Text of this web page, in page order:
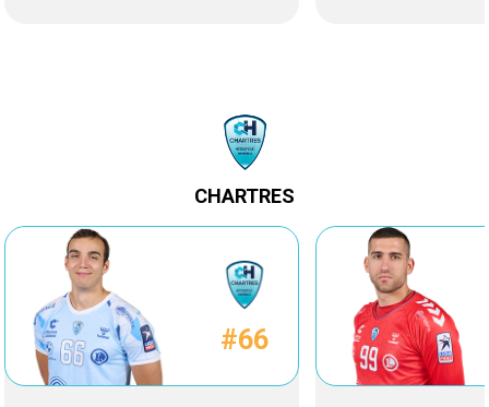
CHARTRES
#66